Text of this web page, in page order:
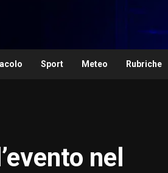
Sport Meteo Rubriche
nel